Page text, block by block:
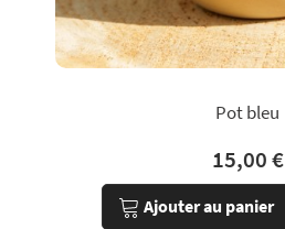
Pot bleu
15,00 €
Ajouter au panier